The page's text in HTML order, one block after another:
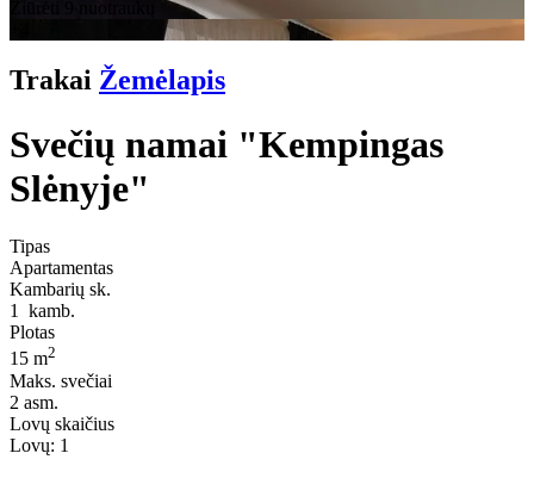
Trakai Žemėlapis
Svečių namai "Kempingas
Slėnyje"
Tipas
Apartamentas
Kambarių sk.
1
kamb.
Plotas
15 m2
Maks. svečiai
2 asm.
Lovų skaičius
Lovų: 1